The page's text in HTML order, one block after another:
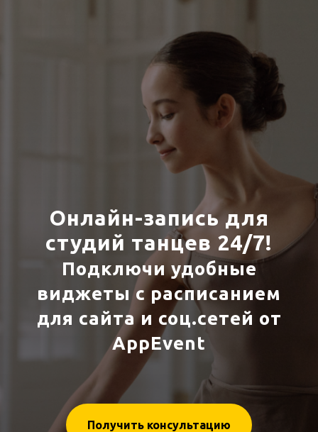
Онлайн-запись для
студий танцев 24/7!
Подключи удобные
виджеты с расписанием
для сайта и соц.сетей от
AppEvent
Получить консультацию